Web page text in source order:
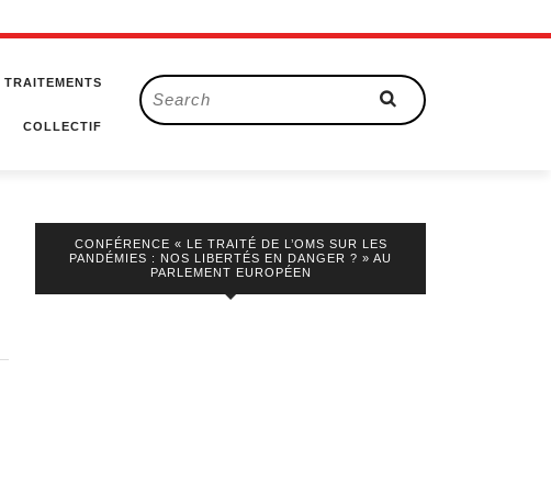
TRAITEMENTS
COLLECTIF
Search
for:
CONFÉRENCE « LE TRAITÉ DE L’OMS SUR LES
PANDÉMIES : NOS LIBERTÉS EN DANGER ? » AU
PARLEMENT EUROPÉEN